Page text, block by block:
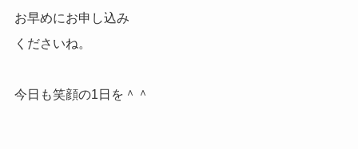
お早めにお申し込み
くださいね。
今日も笑顔の1日を＾＾